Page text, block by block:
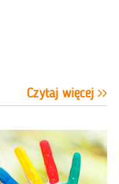
Czytaj więcej